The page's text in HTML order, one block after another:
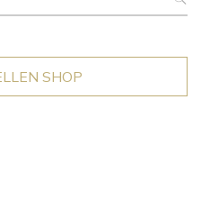
SHOP